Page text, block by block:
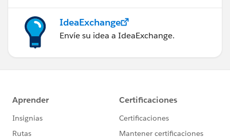
IdeaExchange
Envíe su idea a IdeaExchange.